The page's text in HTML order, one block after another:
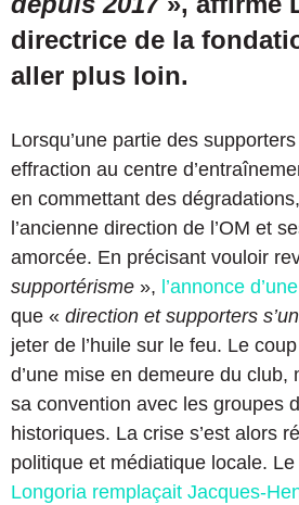
directrice de la
aller plus loin.
Lorsqu’une partie des
effraction au centre
en commettant des
l’ancienne direction de l’OM et
amorcée. En précisant vouloir
supportérisme », l’annonce
que « direction et supporters
jeter de l’huile sur le feu. Le
d’une mise en demeure du club,
sa convention avec les groupes
historiques. La crise s’est alors
politique et médiatique locale. Le
Longoria remplaçait Jacques-